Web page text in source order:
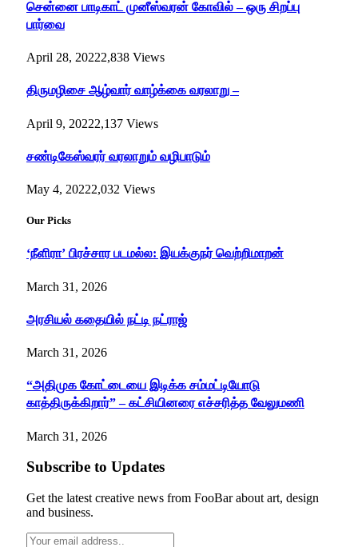
சென்னை பாடிகாட் முனீஸ்வரன் கோவில் – ஒரு சிறப்பு
பார்வை
April 28, 20222,838 Views
திருமழிசை ஆழ்வார் வாழ்க்கை வரலாறு –
April 9, 20222,137 Views
சண்டிகேஸ்வரர் வரலாறும் வழிபாடும்
May 4, 20222,032 Views
Our Picks
‘நீளிரா’ பிரச்சார படமல்ல: இயக்குநர் வெற்றிமாறன்
March 31, 2026
அரசியல் கதையில் நட்டி நட்ராஜ்
March 31, 2026
“அதிமுக கோட்டையை இடிக்க சம்மட்டியோடு
காத்திருக்கிறார்” – கட்சியினரை எச்சரித்த வேலுமணி
March 31, 2026
Subscribe to Updates
Get the latest creative news from FooBar about art, design
and business.